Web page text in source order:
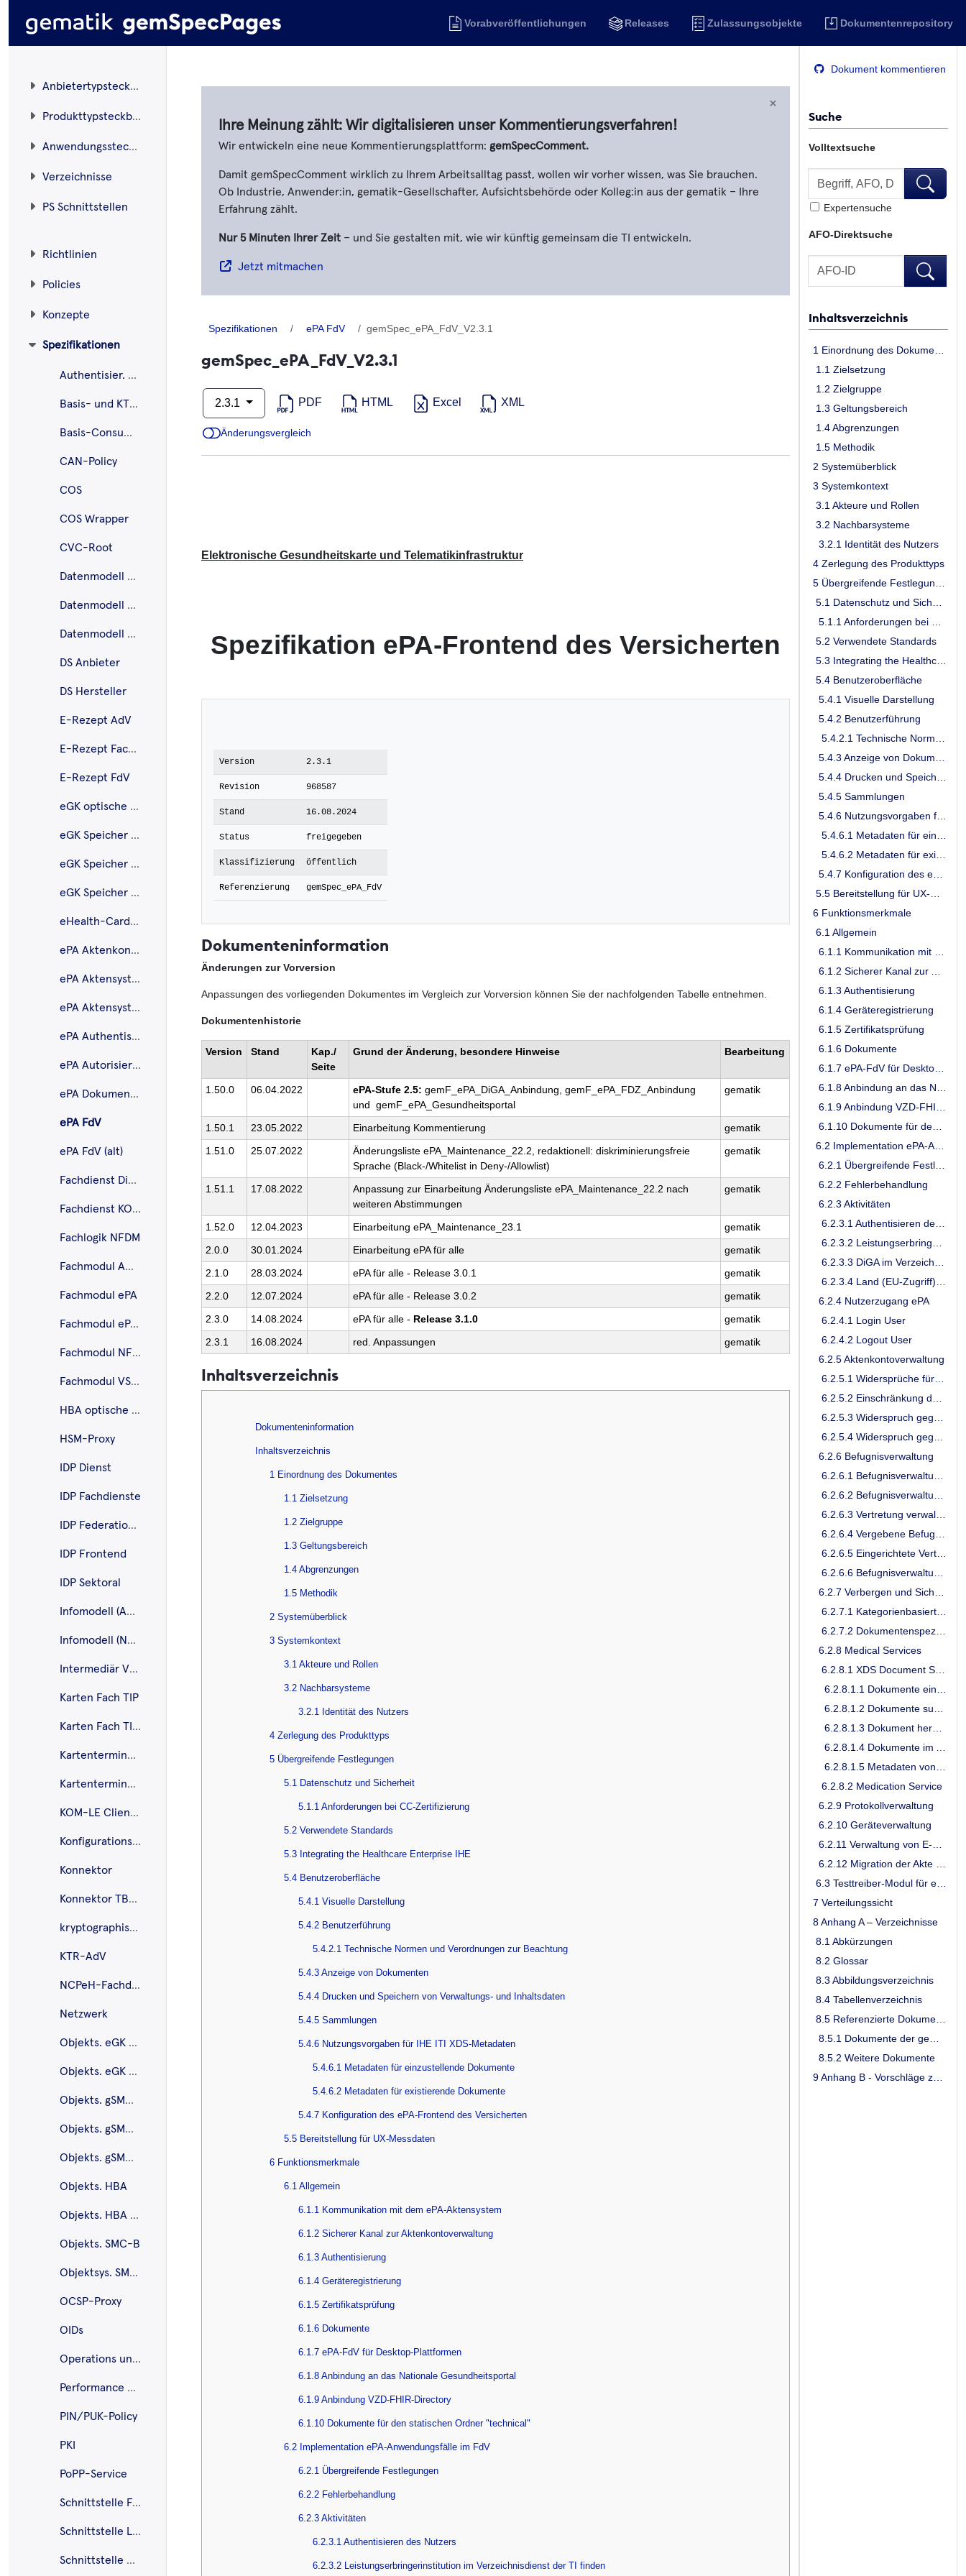
Vorabveröffentlichungen Releases Zulassungsobjekte Dokumentenrepository
Anbietertypsteckbriefe
Produkttypsteckbriefe
Anwendungssteckbriefe
Verzeichnisse
PS Schnittstellen
Richtlinien
Policies
Konzepte
Spezifikationen
Authentisier. ePA
Basis- und KTR-Consumer
Basis-Consumer
CAN-Policy
COS
COS Wrapper
CVC-Root
Datenmodell E-Rezept
Datenmodell ePA
Datenmodell ePA - EU-Pilot
DS Anbieter
DS Hersteller
E-Rezept AdV
E-Rezept Fachdienst
E-Rezept FdV
eGK optische Gestalt.
eGK Speicher AMTS
eGK Speicher NFDM
eGK Speicher VSDM
eHealth-CardLink
ePA Aktenkontoverwaltung
ePA Aktensystem
ePA Aktensystem ePA für alle
ePA Authentisierung
ePA Autorisierung
ePA Dokumenten-verwaltung
ePA FdV
ePA FdV (alt)
Fachdienst DiPag
Fachdienst KOM-LE
Fachlogik NFDM
Fachmodul AMTS
Fachmodul ePA
Fachmodul ePA KTR-Consumer
Fachmodul NFDM
Fachmodul VSDM
HBA optische Gestalt.
HSM-Proxy
IDP Dienst
IDP Fachdienste
IDP Federation Master
IDP Frontend
IDP Sektoral
Infomodell (AMTS)
Infomodell (NFDM)
Intermediär VSDM
Karten Fach TIP
Karten Fach TIP G2.1
Kartenterminal eHealth
Kartenterminal Mobil
KOM-LE Clientmodul
Konfigurationsdienst
Konnektor
Konnektor TBAuth
kryptographische Algorithmen
KTR-AdV
NCPeH-Fachdienst
Netzwerk
Objekts. eGK G2
Objekts. eGK G2.1
Objekts. gSMC-K
Objekts. gSMC-KT
Objekts. gSMC-KT G2.1
Objekts. HBA
Objekts. HBA G2.1
Objekts. SMC-B
Objektsys. SMC-B G2.1
OCSP-Proxy
OIDs
Operations und Maintenance
Performance und Mengengerüst
PIN/PUK-Policy
PKI
PoPP-Service
Schnittstelle Fachdienste (UFS/VSDD/CMS)
Schnittstelle Log- und Betriebsdaten
Schnittstelle PS VSDM
Dokument kommentieren
Suche
Volltextsuche
Expertensuche
AFO-Direktsuche
AFO-
Inhaltsverzeichnis
1.1 Zielsetzung
1.2 Zielgruppe
1.3 Geltungsbereich
1.4 Abgrenzungen
1.5 Methodik
2 Systemüberblick
3 Systemkontext
3.1 Akteure und Rollen
3.2 Nachbarsysteme
3.2.1 Identität des Nutzers
4 Zerlegung des Produkttyps
5.2 Verwendete Standards
5.4 Benutzeroberfläche
5.4.1 Visuelle Darstellung
5.4.2 Benutzerführung
5.4.5 Sammlungen
6 Funktionsmerkmale
6.1 Allgemein
6.1.3 Authentisierung
6.1.4 Geräteregistrierung
6.1.5 Zertifikatsprüfung
6.1.6 Dokumente
6.2.2 Fehlerbehandlung
6.2.3 Aktivitäten
6.2.4 Nutzerzugang ePA
6.2.4.1 Login User
6.2.4.2 Logout User
6.2.5 Aktenkontoverwaltung
6.2.6 Befugnisverwaltung
6.2.8 Medical Services
6.2.8.2 Medication Service
6.2.9 Protokollverwaltung
6.2.10 Geräteverwaltung
7 Verteilungssicht
8 Anhang A – Verzeichnisse
8.1 Abkürzungen
8.2 Glossar
8.3 Abbildungsverzeichnis
8.4 Tabellenverzeichnis
8.5.2 Weitere Dokumente
×
Ihre Meinung zählt: Wir digitalisieren unser Kommentierungsverfahren!
Wir entwickeln eine neue Kommentierungsplattform: gemSpecComment.
Damit gemSpecComment wirklich zu Ihrem Arbeitsalltag passt, wollen wir vorher wissen, was Sie brauchen.
Ob Industrie, Anwender:in, gematik-Gesellschafter, Aufsichtsbehörde oder Kolleg:in aus der gematik – Ihre
Erfahrung zählt.
Nur 5 Minuten Ihrer Zeit – und Sie gestalten mit, wie wir künftig gemeinsam die TI entwickeln.
Jetzt mitmachen
Spezifikationen ePA FdV gemSpec_ePA_FdV_V2.3.1
gemSpec_ePA_FdV_V2.3.1
2.3.1 PDF HTML Excel XML
Änderungsvergleich
Elektronische Gesundheitskarte und Telematikinfrastruktur
Spezifikation ePA-Frontend des Versicherten
Version 2.3.1
Revision 968587
Stand 16.08.2024
Status freigegeben
Klassifizierung öffentlich
Referenzierung gemSpec_ePA_FdV
Dokumenteninformation
Änderungen zur Vorversion
Anpassungen des vorliegenden Dokumentes im Vergleich zur Vorversion können Sie der nachfolgenden Tabelle entnehmen.
Dokumentenhistorie
Version Stand
Kap./
Seite
Grund der Änderung, besondere Hinweise Bearbeitung
1.50.0 06.04.2022 ePA-Stufe 2.5: gemF_ePA_DiGA_Anbindung, gemF_ePA_FDZ_Anbindung
und gemF_ePA_Gesundheitsportal
gematik
1.50.1 23.05.2022 Einarbeitung Kommentierung
gematik
1.51.0
25.07.2022
Änderungsliste ePA_Maintenance_22.2, redaktionell: diskriminierungsfreie
Sprache (Black-/Whitelist in Deny-/Allowlist)
gematik
1.51.1 17.08.2022
Anpassung zur Einarbeitung Änderungsliste ePA_Maintenance_22.2 nach
weiteren Abstimmungen
gematik
1.52.0 12.04.2023 Einarbeitung ePA_Maintenance_23.1
gematik
2.0.0
30.01.2024 Einarbeitung ePA für alle
gematik
2.1.0
28.03.2024 ePA für alle - Release 3.0.1
gematik
2.2.0
12.07.2024 ePA für alle - Release 3.0.2
gematik
2.3.0
14.08.2024 ePA für alle - Release 3.1.0
gematik
2.3.1
16.08.2024 red. Anpassungen gematik
Inhaltsverzeichnis
Dokumenteninformation
Inhaltsverzeichnis
1 Einordnung des Dokumentes
1.1 Zielsetzung
1.2 Zielgruppe
1.3 Geltungsbereich
1.4 Abgrenzungen
1.5 Methodik
2 Systemüberblick
3 Systemkontext
3.1 Akteure und Rollen
3.2 Nachbarsysteme
3.2.1 Identität des Nutzers
4 Zerlegung des Produkttyps
5 Übergreifende Festlegungen
5.1 Datenschutz und Sicherheit
5.1.1 Anforderungen bei CC-Zertifizierung
5.2 Verwendete Standards
5.3 Integrating the Healthcare Enterprise IHE
5.4 Benutzeroberfläche
5.4.1 Visuelle Darstellung
5.4.2 Benutzerführung
5.4.2.1 Technische Normen und Verordnungen zur Beachtung
5.4.3 Anzeige von Dokumenten
5.4.4 Drucken und Speichern von Verwaltungs- und Inhaltsdaten
5.4.5 Sammlungen
5.4.6 Nutzungsvorgaben für IHE ITI XDS-Metadaten
5.4.6.1 Metadaten für einzustellende Dokumente
5.4.6.2 Metadaten für existierende Dokumente
5.4.7 Konfiguration des ePA-Frontend des Versicherten
5.5 Bereitstellung für UX-Messdaten
6 Funktionsmerkmale
6.1 Allgemein
6.1.1 Kommunikation mit dem ePA-Aktensystem
6.1.2 Sicherer Kanal zur Aktenkontoverwaltung
6.1.3 Authentisierung
6.1.4 Geräteregistrierung
6.1.5 Zertifikatsprüfung
6.1.6 Dokumente
6.1.7 ePA-FdV für Desktop-Plattformen
6.1.8 Anbindung an das Nationale Gesundheitsportal
6.1.9 Anbindung VZD-FHIR-Directory
6.1.10 Dokumente für den statischen Ordner "technical"
6.2 Implementation ePA-Anwendungsfälle im FdV
6.2.1 Übergreifende Festlegungen
6.2.2 Fehlerbehandlung
6.2.3 Aktivitäten
6.2.3.1 Authentisieren des Nutzers
6.2.3.2 Leistungserbringerinstitution im Verzeichnisdienst der TI finden